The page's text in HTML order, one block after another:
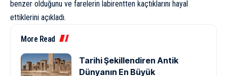
benzer olduğunu ve farelerin labirentten kaçtıklarını hayal
ettiklerini açıkladı.
More Read
Tarihi Şekillendiren Antik
Dünyanın En Büyük